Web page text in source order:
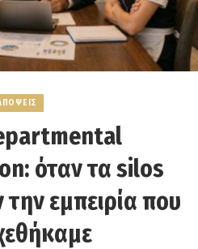
όταν τα silos
εμπειρία που